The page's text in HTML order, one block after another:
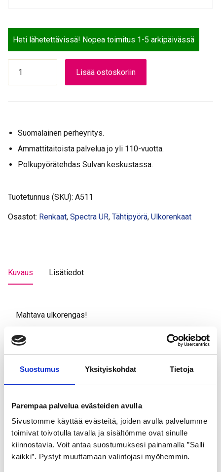
Suostumus Yksityiskohdat Tietoja
Parempaa palvelua evästeiden avulla
Sivustomme käyttää evästeitä, joiden avulla palvelumme
toimivat toivotulla tavalla ja sisältömme ovat sinulle
kiinnostavia. Voit antaa suostumuksesi painamalla ”Salli
kaikki”. Pystyt muuttamaan valintojasi myöhemmin.
Heti lähetettävissä! Nopea toimitus 1-5 arkipäivässä
ULKORENGAS
40-
pistosuojattu
heijastinnauha
määrä
Lisää ostoskoriin
Suomalainen perheyritys.
Ammattitaitoista palvelua jo yli 110-vuotta.
Polkupyörätehdas Sulvan keskustassa.
Tuotetunnus (SKU): A511
Osastot: Renkaat, Spectra UR, Tähtipyörä, Ulkorenkaat
Kuvaus Lisätiedot
Mahtava ulkorengas!
Tutustu myös